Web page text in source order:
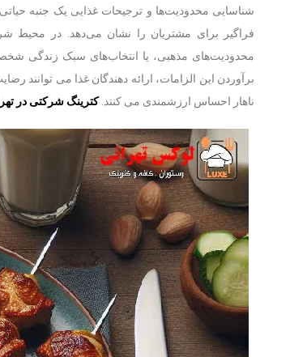
شناسایی محدودیت‌ها و ترجیحات غذایی یک جنبه
فراگیر برای مشتریان را نشان می‌دهد. در محیط
محدودیت‌های مذهبی، یا انتخاب‌های سبک زندگی
برآوردن این الزامات، ارائه دهندگان غذا می
ناهار احساس ارزشمندی می کنند.کترینگ شرکتی در